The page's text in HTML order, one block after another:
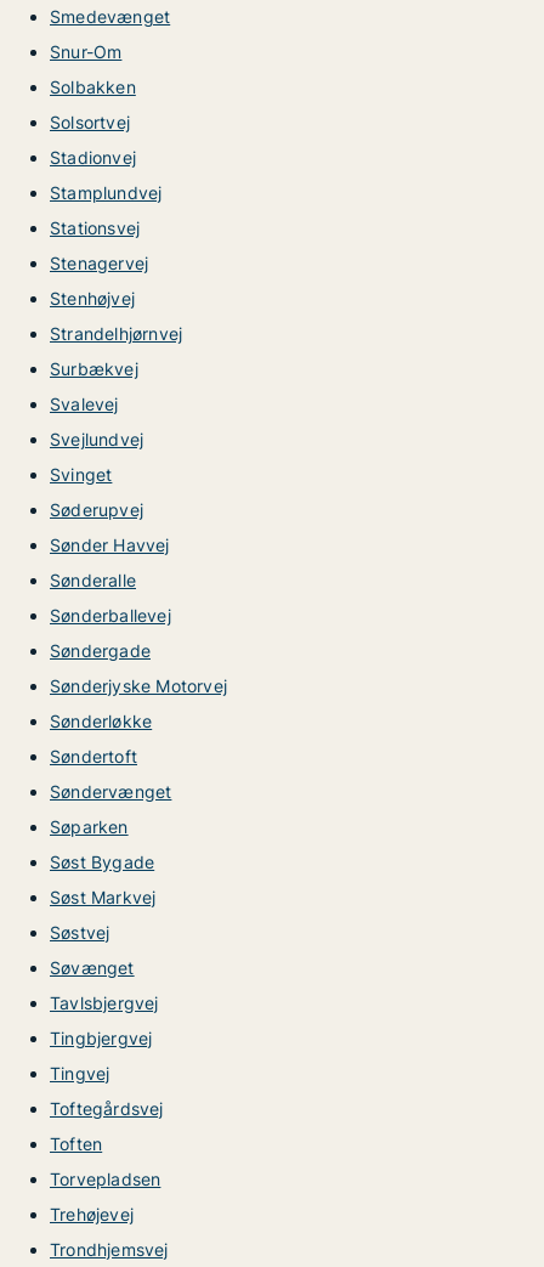
Smedevænget
Snur-Om
Solbakken
Solsortvej
Stadionvej
Stamplundvej
Stationsvej
Stenagervej
Stenhøjvej
Strandelhjørnvej
Surbækvej
Svalevej
Svejlundvej
Svinget
Søderupvej
Sønder Havvej
Sønderalle
Sønderballevej
Søndergade
Sønderjyske Motorvej
Sønderløkke
Søndertoft
Søndervænget
Søparken
Søst Bygade
Søst Markvej
Søstvej
Søvænget
Tavlsbjergvej
Tingbjergvej
Tingvej
Toftegårdsvej
Toften
Torvepladsen
Trehøjevej
Trondhjemsvej